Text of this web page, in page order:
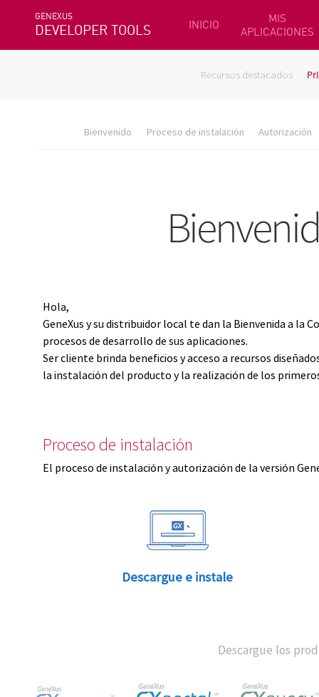
GENEXUS
DEVELOPER TOOLS INICIO
MIS
APLICACIONES
Recursos destacados
Bienvenido Proceso de instalación Autorización
Hola,
GeneXus y su distribuidor local te dan la Bienvenida a la
procesos de desarrollo de sus aplicaciones.
Ser cliente brinda beneficios y acceso a recursos
la instalación del producto y la realización de los
Proceso de instalación
El proceso de instalación y autorización de la versión
Descargue e instale
Descargue los